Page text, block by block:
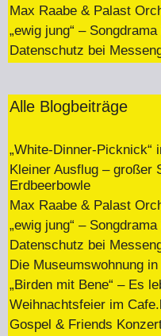
Max Raabe & Palast
„ewig jung“ –
Datenschutz bei
Alle Blogbeiträge
„White-Dinner-Picknick“
Kleiner Ausflug – großer
Erdbeerbowle
Max Raabe & Palast
„ewig jung“ –
Datenschutz bei
Die Museumswohnung
„Birden mit Bene“ – Es
Weihnachtsfeier im
Gospel & Friends